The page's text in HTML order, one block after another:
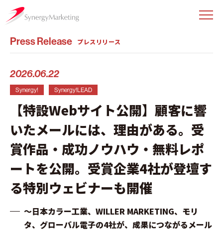
Press Release プレスリリース
【特設Webサイト公開】顧客に響
いたメールには、理由がある。受
賞作品・成功ノウハウ・無料レポ
ートを公開。受賞企業4社が登壇す
る特別ウェビナーも開催
〜日本カラー工業、WILLER MARKETING、モリ
タ、グローバル電子の4社が、成果につながるメール
2026.06.22
Synergy! Synergy!LEAD